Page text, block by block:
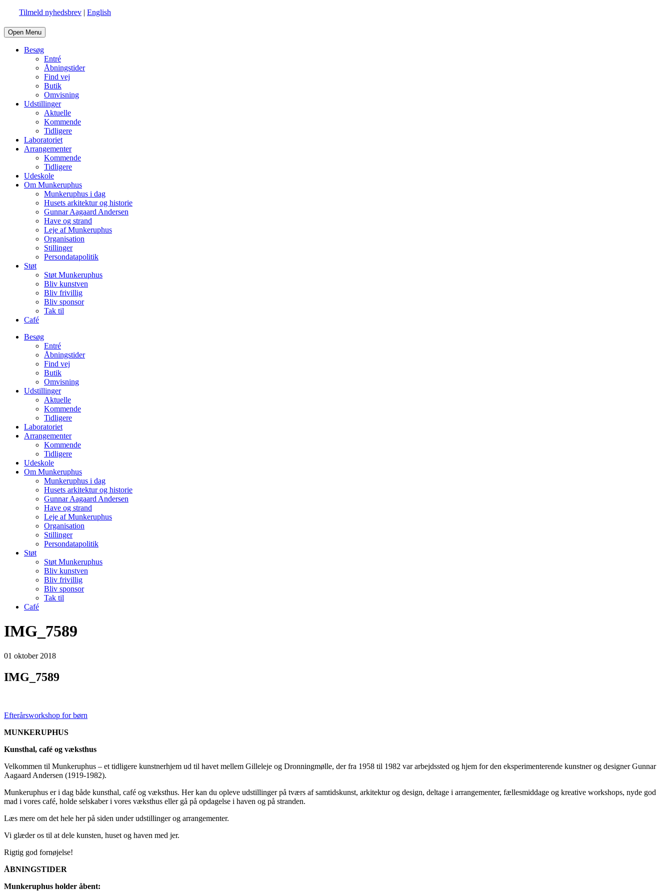
Tilmeld nyhedsbrev | English
Open Menu
Besøg
Entré
Åbningstider
Find vej
Butik
Omvisning
Udstillinger
Aktuelle
Kommende
Tidligere
Laboratoriet
Arrangementer
Kommende
Tidligere
Udeskole
Om Munkeruphus
Munkeruphus i dag
Husets arkitektur og historie
Gunnar Aagaard Andersen
Have og strand
Leje af Munkeruphus
Organisation
Stillinger
Persondatapolitik
Støt
Støt Munkeruphus
Bliv kunstven
Bliv frivillig
Bliv sponsor
Tak til
Café
Besøg
Entré
Åbningstider
Find vej
Butik
Omvisning
Udstillinger
Aktuelle
Kommende
Tidligere
Laboratoriet
Arrangementer
Kommende
Tidligere
Udeskole
Om Munkeruphus
Munkeruphus i dag
Husets arkitektur og historie
Gunnar Aagaard Andersen
Have og strand
Leje af Munkeruphus
Organisation
Stillinger
Persondatapolitik
Støt
Støt Munkeruphus
Bliv kunstven
Bliv frivillig
Bliv sponsor
Tak til
Café
IMG_7589
01 oktober 2018
IMG_7589
Efterårsworkshop for børn
MUNKERUPHUS
Kunsthal, café og væksthus
Velkommen til Munkeruphus – et tidligere kunstnerhjem ud til havet mellem Gilleleje og Dronningmølle, der fra 1958 til 1982 var arbejdssted og hjem for den eksperimenterende kunstner og designer Gunnar
Aagaard Andersen (1919-1982).
Munkeruphus er i dag både kunsthal, café og væksthus. Her kan du opleve udstillinger på tværs af samtidskunst, arkitektur og design, deltage i arrangementer, fællesmiddage og kreative workshops, nyde god
mad i vores café, holde selskaber i vores væksthus eller gå på opdagelse i haven og på stranden.
Læs mere om det hele her på siden under udstillinger og arrangementer.
Vi glæder os til at dele kunsten, huset og haven med jer.
Rigtig god fornøjelse!
ÅBNINGSTIDER
Munkeruphus holder åbent: